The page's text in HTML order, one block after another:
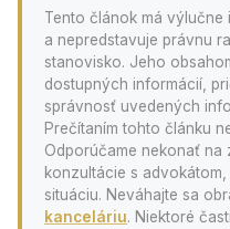
Tento článok má
a nepredstavuje právnu
stanovisko. Jeho
dostupných informácií,
správnosť uvedených
Prečítaním tohto článku
Odporúčame nekonať na
konzultácie s
situáciu. Neváhajte sa
kanceláriu. Niektoré